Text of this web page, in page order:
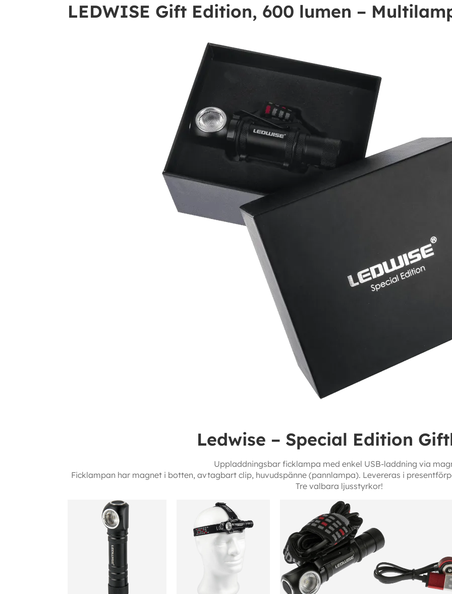
LEDWISE Gift Edition, 600 lumen –
Ledwise – Special Edition
Uppladdningsbar ficklampa med enkel USB-laddning via
Ficklampan har magnet i botten, avtagbart clip, huvudspänne (pannlampa). Levereras i
Tre valbara ljusstyrkor!